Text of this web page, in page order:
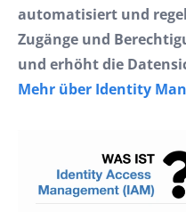
automatisiert und
Zugänge und
und erhöht die
Mehr über Identity